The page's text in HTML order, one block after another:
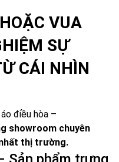
VUA
SỰ
CÁI NHÌN
điều hòa –
showroom chuyên
thị trường.